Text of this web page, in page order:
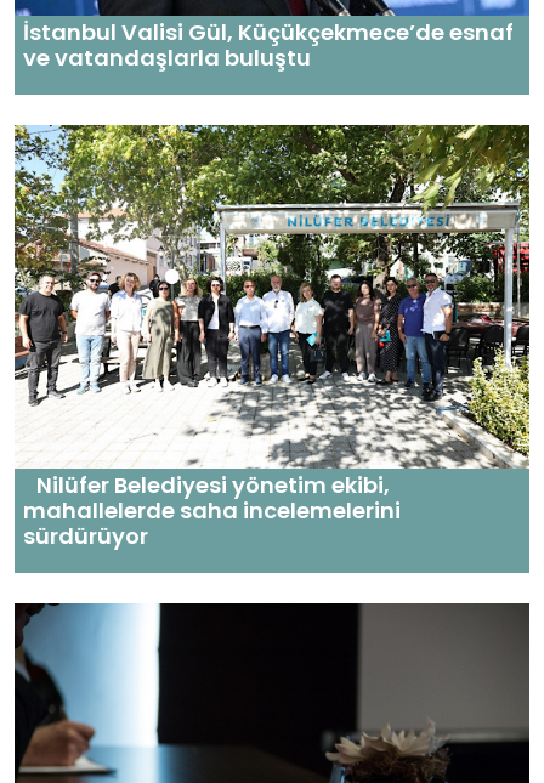
İstanbul Valisi Gül, Küçükçekmece’de esnaf
ve vatandaşlarla buluştu
Nilüfer Belediyesi yönetim ekibi,
mahallelerde saha incelemelerini
sürdürüyor